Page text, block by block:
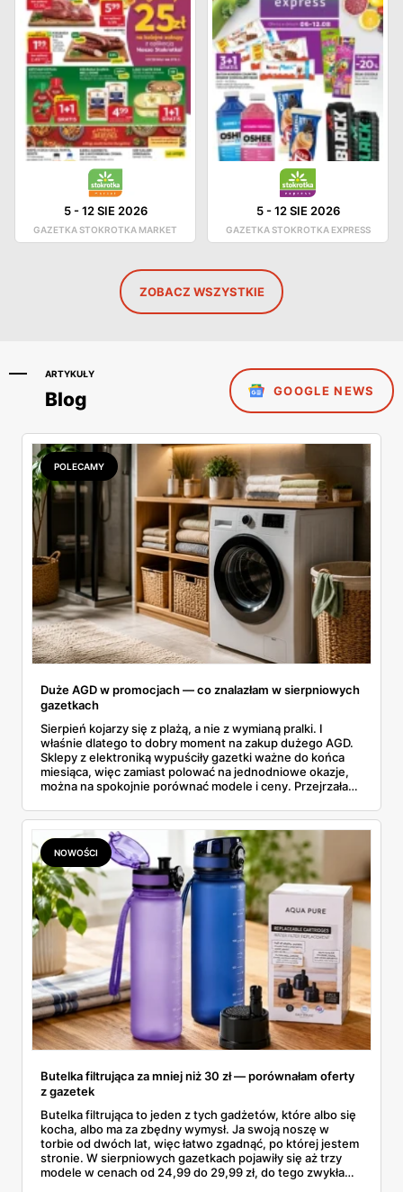
5-12 SIE 2026
GAZETKA STOKROTKA MARKET
5-12 SIE 2026
GAZETKA STOKROTKA EXPRESS
ZOBACZ WSZYSTKIE
ARTYKUŁY
Blog GOOGLE NEWS
POLECAMY
Duże AGD w promocjach — co znalazłam w sierpniowych
gazetkach
Sierpień kojarzy się z plażą, a nie z wymianą pralki. I
właśnie dlatego to dobry moment na zakup dużego AGD.
Sklepy z elektroniką wypuściły gazetki ważne do końca
miesiąca, więc zamiast polować na jednodniowe okazje,
można na spokojnie porównać modele i ceny. Przejrzałam
znalazłam, z cenami i terminami.
NOWOŚCI
Butelka filtrująca za mniej niż 30 zł — porównałam oferty
z gazetek
Butelka filtrująca to jeden z tych gadżetów, które albo się
kocha, albo ma za zbędny wymysł. Ja swoją noszę w
torbie od dwóch lat, więc łatwo zgadnąć, po której jestem
stronie. W sierpniowych gazetkach pojawiły się aż trzy
modele w cenach od 24,99 do 29,99 zł, do tego zwykła